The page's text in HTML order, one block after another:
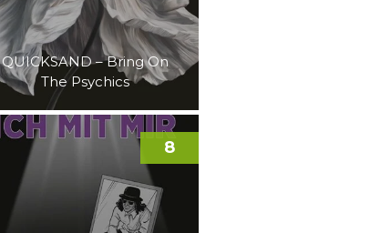
QUICKSAND – Bring On
The Psychics
8